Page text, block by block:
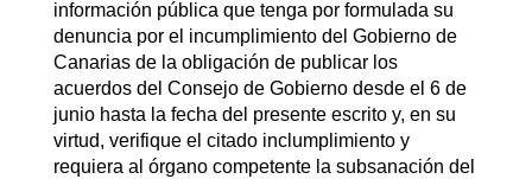
información pública que tenga por formulada su
denuncia por el incumplimiento del Gobierno de
Canarias de la obligación de publicar los
acuerdos del Consejo de Gobierno desde el 6 de
junio hasta la fecha del presente escrito y, en su
virtud, verifique el citado inclumplimiento y
requiera al órgano competente la subsanación del